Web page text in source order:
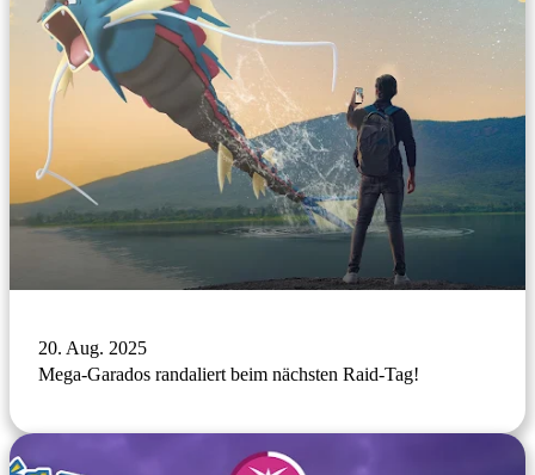
20. Aug. 2025
Mega-Garados randaliert beim nächsten Raid-Tag!